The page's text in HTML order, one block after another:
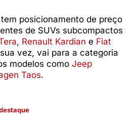
posicionamento de preço
de SUVs subcompactos
, Renault Kardian e Fiat
vez, vai para a categoria
modelos como Jeep
Taos.